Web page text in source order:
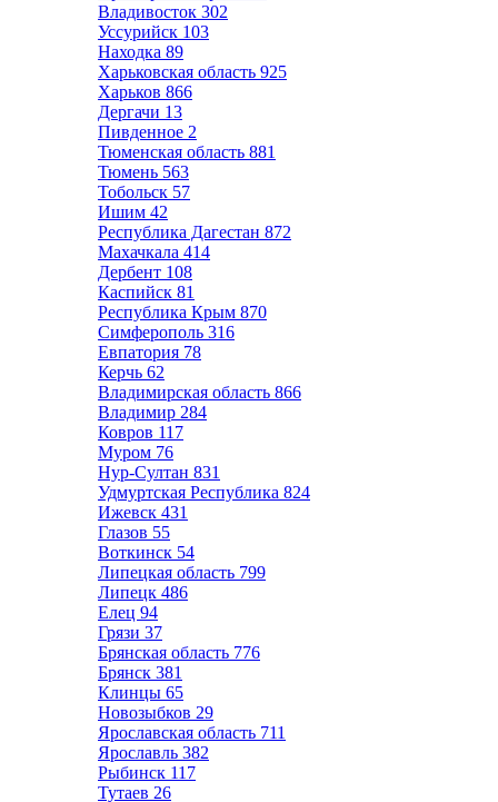
Владивосток 302
Уссурийск 103
Находка 89
Харьковская область 925
Харьков 866
Дергачи 13
Пивденное 2
Тюменская область 881
Тюмень 563
Тобольск 57
Ишим 42
Республика Дагестан 872
Махачкала 414
Дербент 108
Каспийск 81
Республика Крым 870
Симферополь 316
Евпатория 78
Керчь 62
Владимирская область 866
Владимир 284
Ковров 117
Муром 76
Нур-Султан 831
Удмуртская Республика 824
Ижевск 431
Глазов 55
Воткинск 54
Липецкая область 799
Липецк 486
Елец 94
Грязи 37
Брянская область 776
Брянск 381
Клинцы 65
Новозыбков 29
Ярославская область 711
Ярославль 382
Рыбинск 117
Тутаев 26